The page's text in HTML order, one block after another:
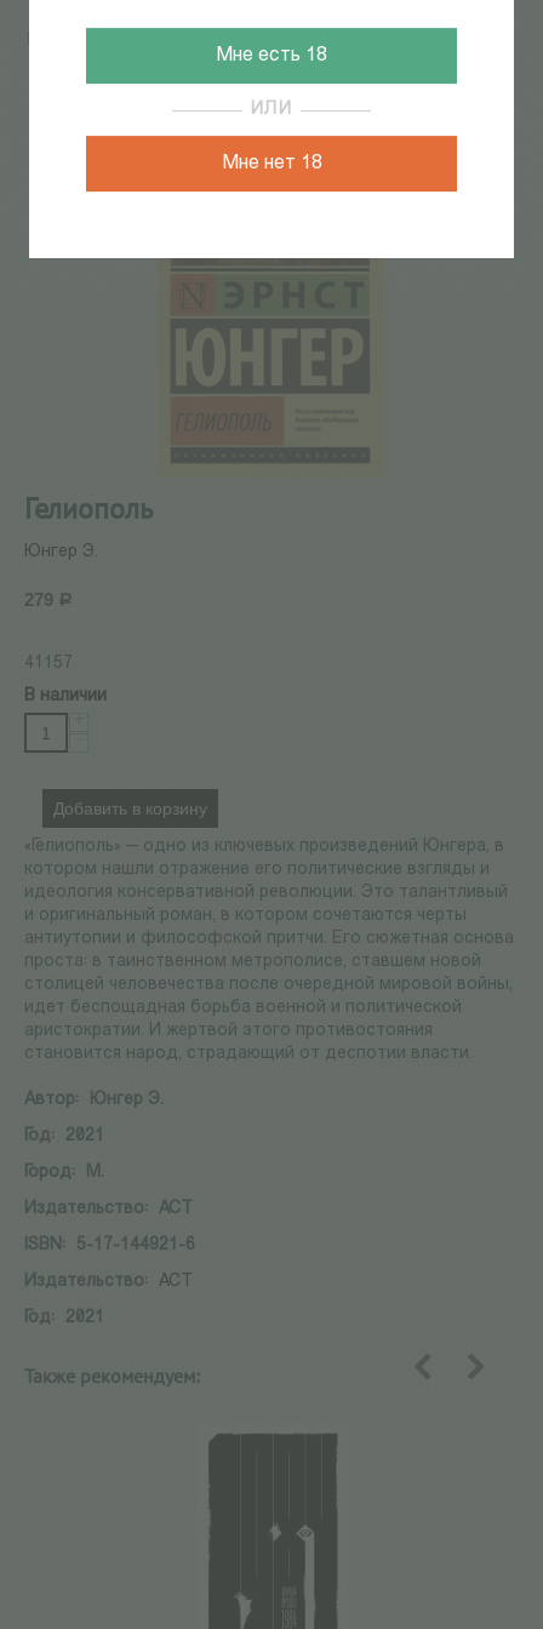
Мне есть 18
ИЛИ
Мне нет 18
Гелиополь
Гелиополь
Юнгер Э.
279 Р
41157
В наличии
Добавить в корзину
«Гелиополь» — одно из ключевых произведений Юнгера, в
котором нашли отражение его политические взгляды и
идеология консервативной революции. Это талантливый
и оригинальный роман, в котором сочетаются черты
антиутопии и философской притчи. Его сюжетная основа
проста: в таинственном метрополисе, ставшем новой
столицей человечества после очередной мировой войны,
идет беспощадная борьба военной и политической
аристократии. И жертвой этого противостояния
становится народ, страдающий от деспотии власти.
Автор:
Юнгер Э.
Год:
2021
Город:
М.
Издательство:
АСТ
ISBN:
5-17-144921-6
Издательство:
АСТ
Год:
2021
Также рекомендуем: